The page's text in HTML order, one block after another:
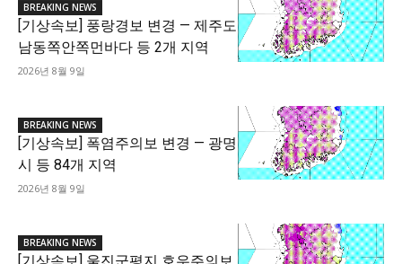
BREAKING NEWS
[기상속보] 풍랑경보 변경 — 제주도
남동쪽안쪽먼바다 등 2개 지역
2026년 8월 9일
BREAKING NEWS
[기상속보] 폭염주의보 변경 — 광명
시 등 84개 지역
2026년 8월 9일
BREAKING NEWS